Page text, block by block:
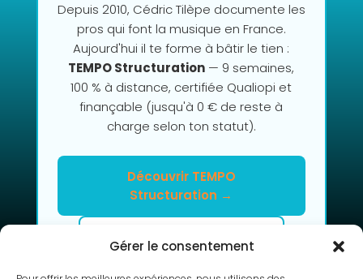
Gérer le consentement
Depuis 2010, Cédric Tilèpe documente les
pros qui font la musique en France.
Aujourd'hui il te forme à bâtir le tien :
TEMPO Structuration — 9 semaines,
100 % à distance, certifiée Qualiopi et
finançable (jusqu'à 0 € de reste à
charge selon ton statut).
Découvrir TEMPO
Structuration →
Clarifier mon projet en 2h